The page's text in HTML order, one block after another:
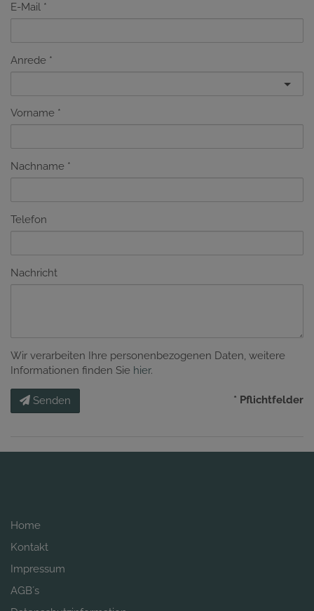
E-Mail
Anrede
Vorname
Nachname
Telefon
Nachricht
Wir verarbeiten Ihre personenbezogenen Daten, weitere
Informationen finden Sie hier.
Senden * Pflichtfelder
Home
Kontakt
Impressum
AGB´s